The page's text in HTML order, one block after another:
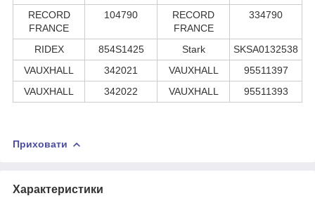
RECORD
FRANCE
104790
RECORD
FRANCE
334790
RIDEX 854S1425 Stark
SKSA0132538
VAUXHALL
342021 VAUXHALL
95511397
VAUXHALL
342022 VAUXHALL 95511393
Приховати
Характеристики